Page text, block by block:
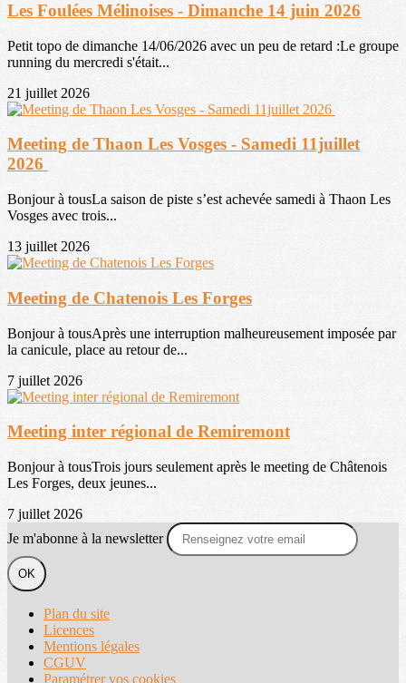
Les Foulées Mélinoises - Dimanche 14 juin 2026
Petit topo de dimanche 14/06/2026 avec un peu de retard :Le groupe
running du mercredi s'était...
21 juillet 2026
Meeting de Thaon Les Vosges - Samedi 11juillet
2026
Bonjour à tousLa saison de piste s’est achevée samedi à Thaon Les
Vosges avec trois...
13 juillet 2026
Meeting de Chatenois Les Forges
Bonjour à tousAprès une interruption malheureusement imposée par
la canicule, place au retour de...
7 juillet 2026
Meeting inter régional de Remiremont
Bonjour à tousTrois jours seulement après le meeting de Châtenois
Les Forges, deux jeunes...
7 juillet 2026
Je m'abonne à la newsletter
OK
Plan du site
Licences
Mentions légales
CGUV
Paramétrer vos cookies